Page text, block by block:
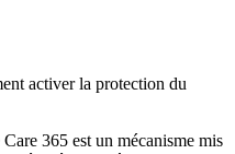
activer la protection du
365 est un mécanisme mis